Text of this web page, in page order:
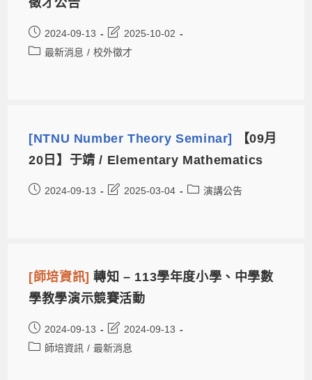
2024-09-13
2025-10-02
最新消息 / 校外徵才
[NTNU Number Theory Seminar]
【09月
20日】于靖 / Elementary Mathematics
2024-09-13 2025-03-04 演講公告
[師培資訊]轉知 – 113學年度小學、中學數
學教學演示競賽活動
2024-09-13
2024-09-13
師培資訊 / 最新消息